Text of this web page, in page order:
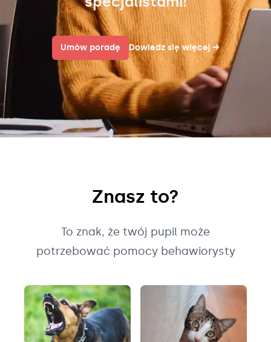
Umów poradę Dowiedz się więcej →
Znasz to?
To znak, że twój pupil może
potrzebować pomocy behawiorysty